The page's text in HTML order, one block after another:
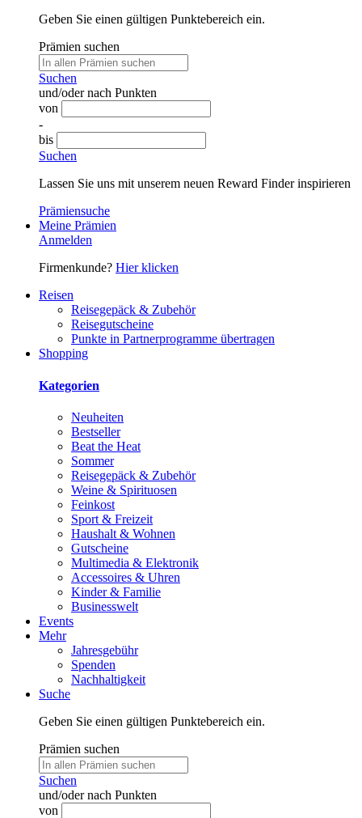
Geben Sie einen gültigen Punktebereich ein.
Prämien suchen
Suchen
und/oder nach Punkten
von
-
bis
Suchen
Lassen Sie uns mit unserem neuen Reward Finder inspirieren
Prämiensuche
Meine Prämien
Anmelden
Firmenkunde? Hier klicken
Reisen
Reisegepäck & Zubehör
Reisegutscheine
Punkte in Partnerprogramme übertragen
Shopping
Kategorien
Neuheiten
Bestseller
Beat the Heat
Sommer
Reisegepäck & Zubehör
Weine & Spirituosen
Feinkost
Sport & Freizeit
Haushalt & Wohnen
Gutscheine
Multimedia & Elektronik
Accessoires & Uhren
Kinder & Familie
Businesswelt
Events
Mehr
Jahresgebühr
Spenden
Nachhaltigkeit
Suche
Geben Sie einen gültigen Punktebereich ein.
Prämien suchen
Suchen
und/oder nach Punkten
von